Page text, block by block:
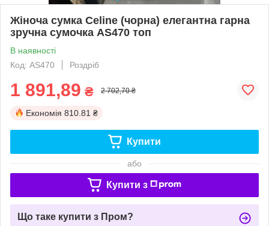
Жіноча сумка Celine (чорна) елегантна гарна
зручна сумочка AS470 топ
В наявності
Код: AS470
Роздріб
1 891,89 ₴ 2 702,70 ₴
Економія 810.81 ₴
Купити
або
Купити з
Що таке купити з Пром?